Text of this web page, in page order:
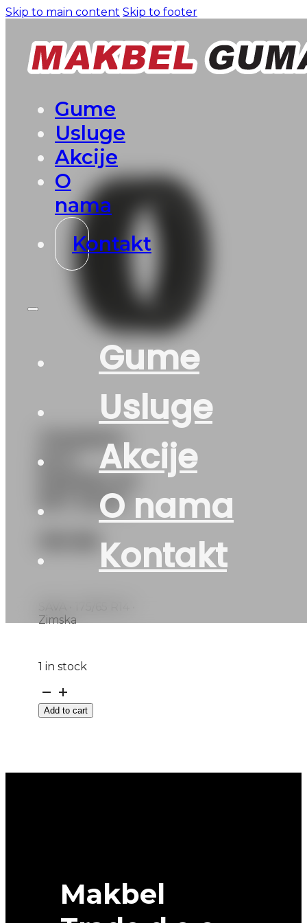
Skip to main content Skip to footer
Gume
Usluge
Akcije
O
nama
Kontakt
Gume
Usluge
Akcije
O nama
Kontakt
175/65R14
M+S
82T SAVA
Zimska
1 in stock
175/65R14
M+S
ESKIMO-
Add to cart
Makbel